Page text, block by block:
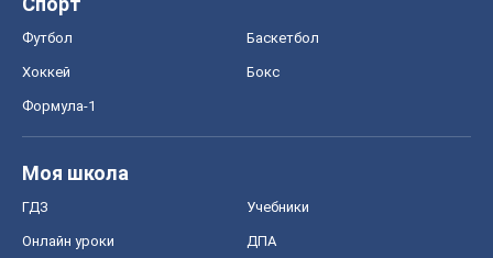
Футбол Баскетбол
Хоккей Бокс
Формула-1
Моя школа
ГДЗ Учебники
Онлайн уроки ДПА